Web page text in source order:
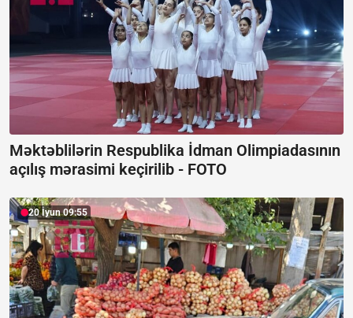
Məktəblilərin Respublika İdman Olimpiadasının
açılış mərasimi keçirilib - FOTO
20 İyun 09:55